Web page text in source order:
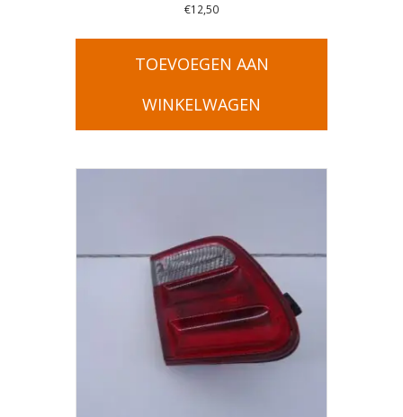
€12,50
TOEVOEGEN AAN
WINKELWAGEN